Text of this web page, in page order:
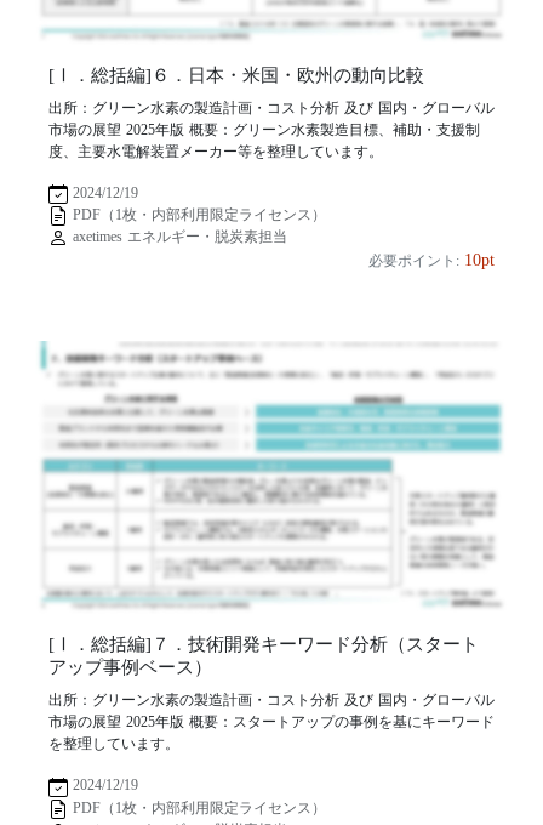
[Ⅰ．総括編]６．日本・米国・欧州の動向比較
出所：グリーン水素の製造計画・コスト分析 及び 国内・グローバル
市場の展望 2025年版 概要：グリーン水素製造目標、補助・支援制
度、主要水電解装置メーカー等を整理しています。
2024/12/19
PDF（1枚・内部利用限定ライセンス）
axetimes エネルギー・脱炭素担当
必要ポイント: 10pt
[Ⅰ．総括編]７．技術開発キーワード分析（スタート
アップ事例ベース）
出所：グリーン水素の製造計画・コスト分析 及び 国内・グローバル
市場の展望 2025年版 概要：スタートアップの事例を基にキーワード
を整理しています。
2024/12/19
PDF（1枚・内部利用限定ライセンス）